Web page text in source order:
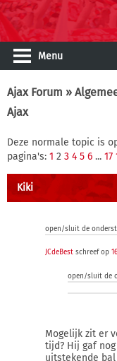
Menu
Ajax Forum »
Ajax
Deze normale topic is
pagina's: 1 2 3 4 5 6 ... 17
Kiki
open/sluit de
JCdeBest schreef op
open/sluit de
Mogelijk zit er
tijd? Hij gaf
uitstekende